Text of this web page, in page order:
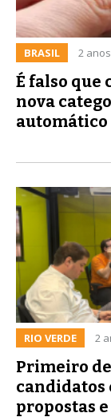
BRASIL 2
É falso
nova
automático
RIO VERDE 2
Primeiro
candidatos
propostas